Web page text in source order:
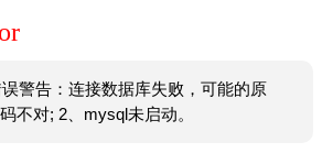
警告：连接数据库失败，可能的原
不对; 2、mysql未启动。